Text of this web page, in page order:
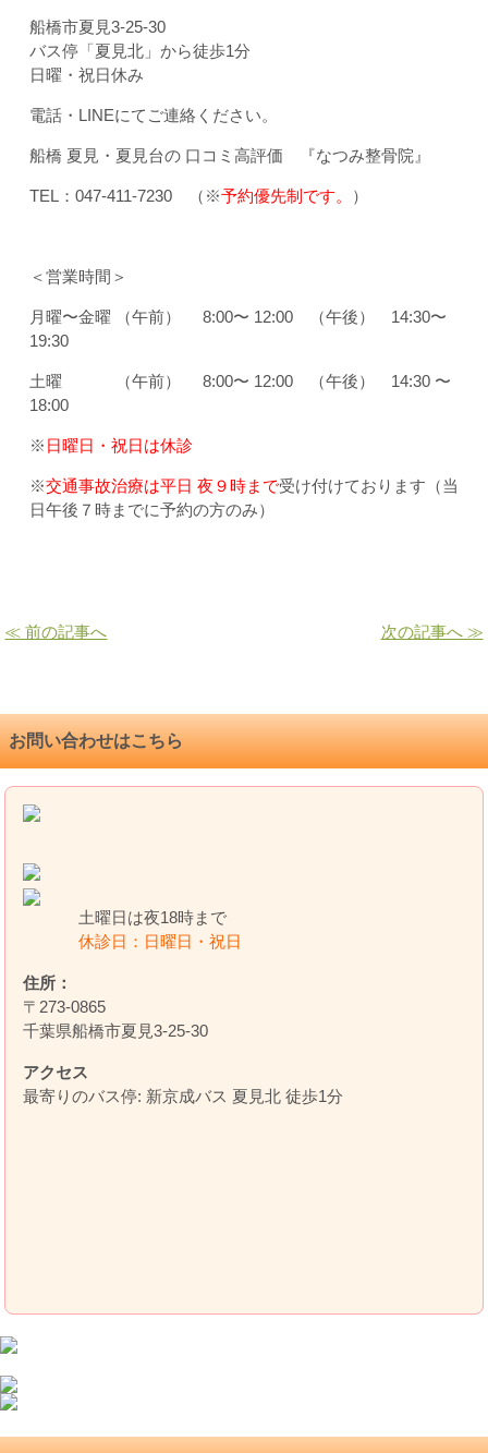
船橋市夏見3-25-30
バス停「夏見北」から徒歩1分
日曜・祝日休み
電話・LINEにてご連絡ください。
船橋 夏見・夏見台の 口コミ高評価 『なつみ整骨院』
TEL：047-411-7230 （※予約優先制です。 ）
＜営業時間＞
月曜〜金曜 （午前） 8:00〜 12:00 （午後） 14:30〜
19:30
土曜 （午前） 8:00〜 12:00 （午後） 14:30 〜
18:00
※ 日曜日・祝日は休診
※交通事故治療は平日 夜９時まで受け付けております（当
日午後７時までに予約の方のみ）
≪ 前の記事へ 次の記事へ ≫
お問い合わせはこちら
土曜日は夜18時まで
休診日：日曜日・祝日
住所：
〒273-0865
千葉県船橋市夏見3-25-30
アクセス
最寄りのバス停: 新京成バス 夏見北 徒歩1分